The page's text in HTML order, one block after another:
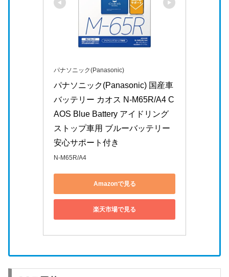
パナソニック(Panasonic)
パナソニック(Panasonic) 国産車
バッテリー カオス N-M65R/A4 C
AOS Blue Battery アイドリング
ストップ車用 ブルーバッテリー
安心サポート付き
N-M65R/A4
Amazonで見る
楽天市場で見る